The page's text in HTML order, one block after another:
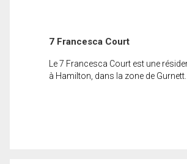
7 Francesca Court
Le 7 Francesca Court est une
à Hamilton, dans la zone de Gurnett.